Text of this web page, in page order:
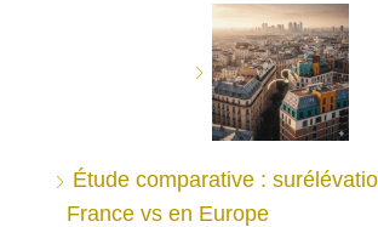
Étude comparative :
France vs en Europe